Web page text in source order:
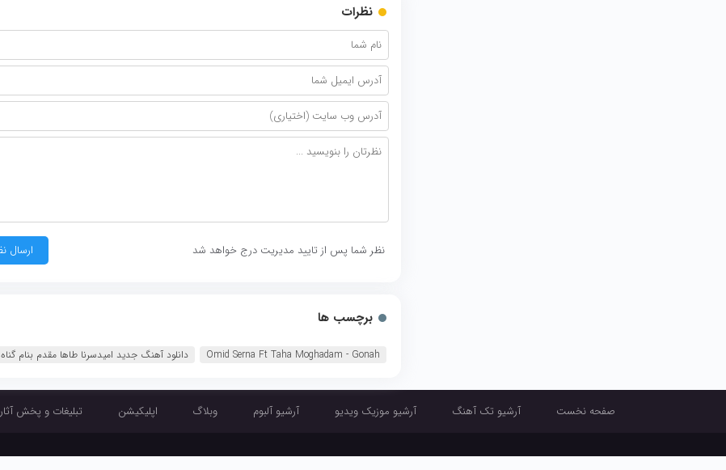
نظرات
نظر شما پس از تایید مدیریت درج خواهد شد
برچسب ها
Omid Serna Ft Taha Moghadam - Gonah‏ دانلود آهنگ جدید امیدسرنا طاها مقدم بنام گناه
صفحه نخست آرشیو تک آهنگ آرشیو موزیک ویدیو آرشیو آلبوم وبلاگ اپلیکیشن تبلیغات و پخش آثار